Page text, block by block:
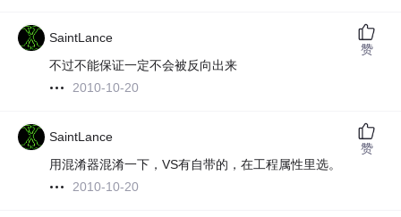
SaintLance
不过不能保证一定不会被反向出来
2010-10-20
赞
SaintLance
用混淆器混淆一下，VS有自带的，在工程属性里选。
2010-10-20
赞